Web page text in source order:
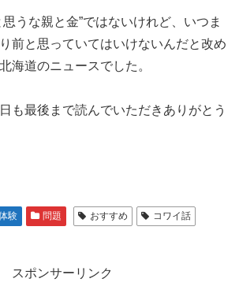
うな親と金”ではないけれど、いつま
前と思っていてはいけないんだと改め
海道のニュースでした。
も最後まで読んでいただきありがとう
験 問題 おすすめ
コワイ話
スポンサーリンク